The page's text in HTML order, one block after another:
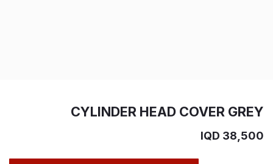
CYLINDER HEAD COVER GREY
38,500